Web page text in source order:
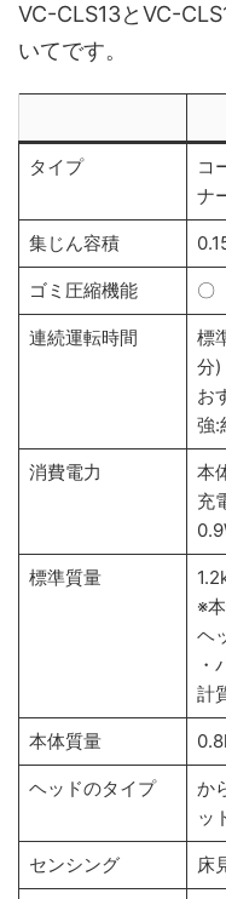
VC-CLS13とVC-
いてです。
タイプ
コ
ナ
集じん容積
ゴミ圧縮機能 〇
連続運転時間
標
分)
お
強:
消費電力
本
充
標準質量
※
ヘ
・
計
本体質量
ヘッドのタイプ
か
ッ
センシング 床